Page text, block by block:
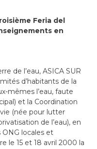
Feria del
en
de l’eau, ASICA SUR
d’habitants de la
mêmes l’eau, faute
et la Coordination
(née pour lutter
de l’eau), en
locales et
le 15 et 18 avril 2000 la